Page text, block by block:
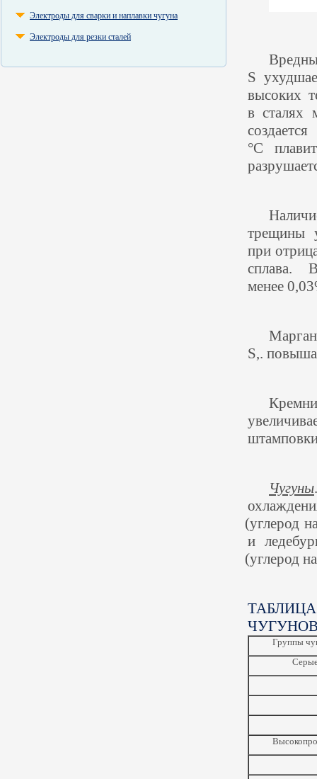
Электроды для сварки и наплавки чугуна
Электроды для резки сталей
S
высоких
в сталях
°С
трещины
при
сплава.
менее
S,.
Чугуны.
(углерод
и
(углерод
Группы